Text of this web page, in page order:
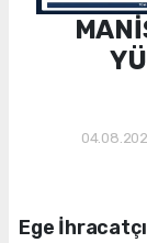
Ege